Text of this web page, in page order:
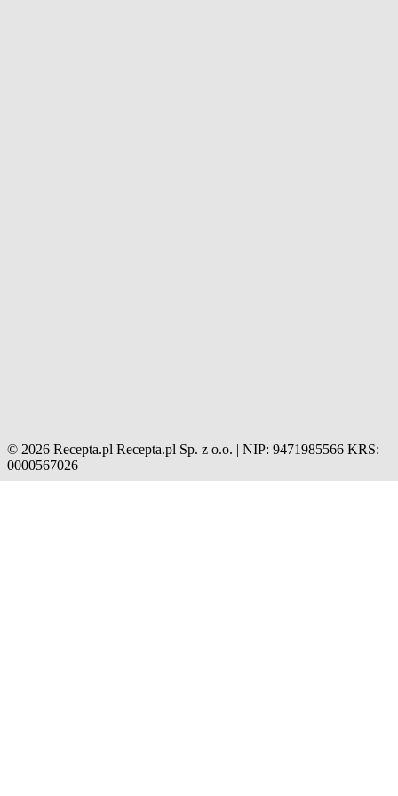
© 2026 Recepta.pl Recepta.pl Sp. z o.o. | NIP: 9471985566 KRS:
0000567026